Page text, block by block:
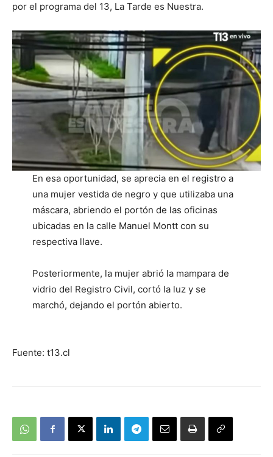
por el programa del 13, La Tarde es Nuestra.
En esa oportunidad, se aprecia en el registro a
una mujer vestida de negro y que utilizaba una
máscara, abriendo el portón de las oficinas
ubicadas en la calle Manuel Montt con su
respectiva llave.
Posteriormente, la mujer abrió la mampara de
vidrio del Registro Civil, cortó la luz y se
marchó, dejando el portón abierto.
Fuente: t13.cl